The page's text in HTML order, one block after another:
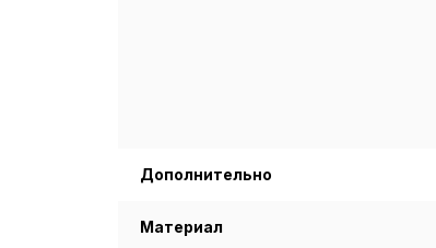
Дополнительно
Материал